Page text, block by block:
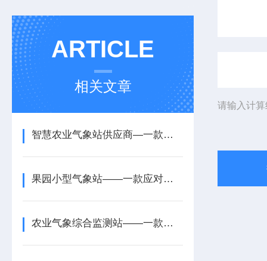
ARTICLE
相关文章
智慧农业气象站供应商—一款防止雨水侵入的生态农业气象站设备配置+派+送
果园小型气象站——一款应对恶劣天气的农村农业气象监测站2025+派+送
农业气象综合监测站——一款适配农业户外的田间气象观测站2025+派+送
请输入计